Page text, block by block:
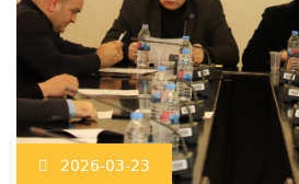
2026-03-23